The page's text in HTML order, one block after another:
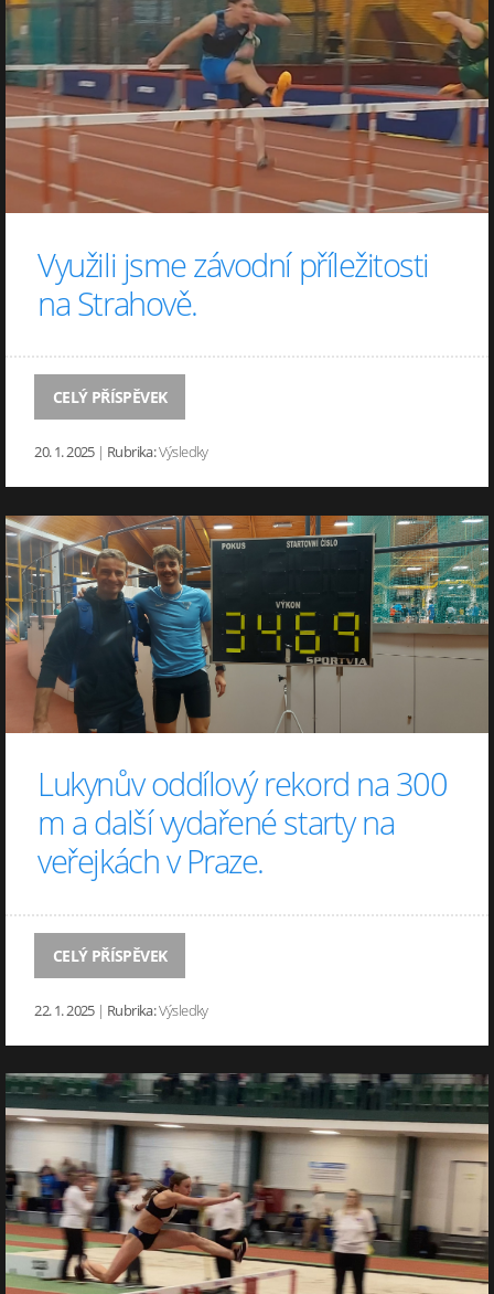
Využili jsme závodní příležitosti
na Strahově.
CELÝ PŘÍSPĚVEK
20. 1. 2025 | Rubrika:Výsledky
Lukynův oddílový rekord na 300
m a další vydařené starty na
veřejkách v Praze.
CELÝ PŘÍSPĚVEK
22. 1. 2025 | Rubrika:Výsledky